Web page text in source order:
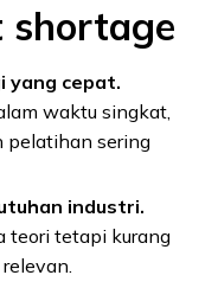
shortage
yang cepat.
waktu singkat,
pelatihan sering
industri.
teori tetapi kurang